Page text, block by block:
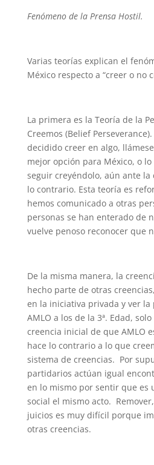
Fenómeno de la Prensa Hostil.
Varias teorías explican el
México respecto a “creer o no
La primera es la Teoría de la
Creemos (Belief
decidido creer en algo,
mejor opción para México, o
seguir creyéndolo, aún ante
lo contrario. Esta teoría es
hemos comunicado a otras
personas se han enterado de
vuelve penoso reconocer que
De la misma manera, la
hecho parte de otras
en la iniciativa privada y ver
AMLO a los de la 3ª. Edad,
creencia inicial de que AMLO
hace lo contrario a lo que
sistema de creencias. Por
partidarios actúan igual
en lo mismo por sentir que es
social el mismo acto.
juicios es muy difícil porque
otras creencias.